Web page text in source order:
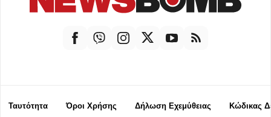
Ταυτότητα Όροι Χρήσης Δήλωση Εχεμύθειας Κώδικας